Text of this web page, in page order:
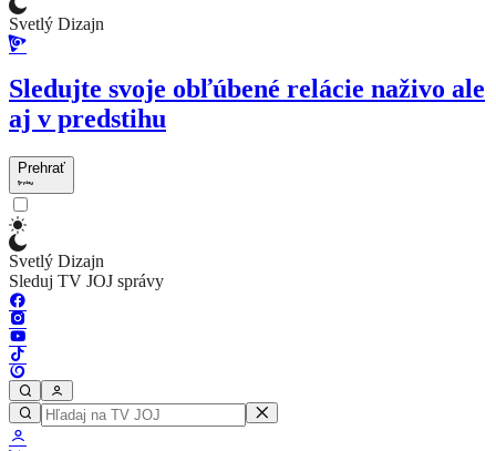
Svetlý Dizajn
Sledujte svoje obľúbené relácie naživo ale
aj v predstihu
Prehrať
Svetlý Dizajn
Sleduj TV JOJ správy